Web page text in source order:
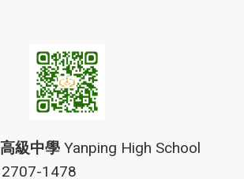
級中學 Yanping High School
1478